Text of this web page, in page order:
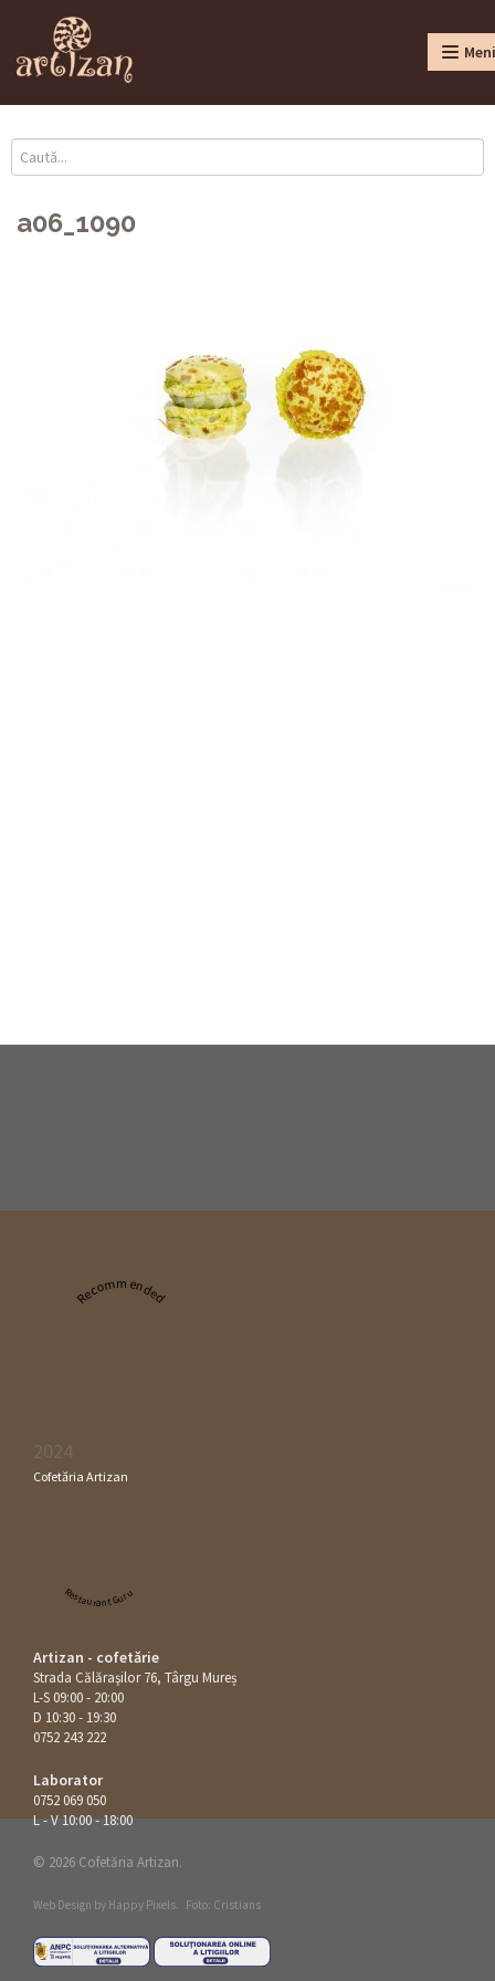
a06_1090
Recommended
2024
Cofetăria Artizan
Restaurant Guru
Artizan - cofetărie
Strada Călăraşilor 76, Târgu Mureș
L-S 09:00 - 20:00
D 10:30 - 19:30
0752 243 222
Laborator
0752 069 050
L - V 10:00 - 18:00
© 2026 Cofetăria Artizan.
Web Design by Happy Pixels. Foto: Cristians